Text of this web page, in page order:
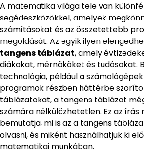
A matematika világa tele van
segédeszközökkel, amelyek
számításokat és az összetettebb
megoldását. Az egyik ilyen
tangens táblázat, amely
diákokat, mérnököket és tudósokat.
technológia, például a
programok részben háttérbe
táblázatokat, a tangens táblázat
számára nélkülözhetetlen. Ez az írás
bemutatja, mi is az a tangens
olvasni, és miként használhatjuk ki
matematikai munkában.